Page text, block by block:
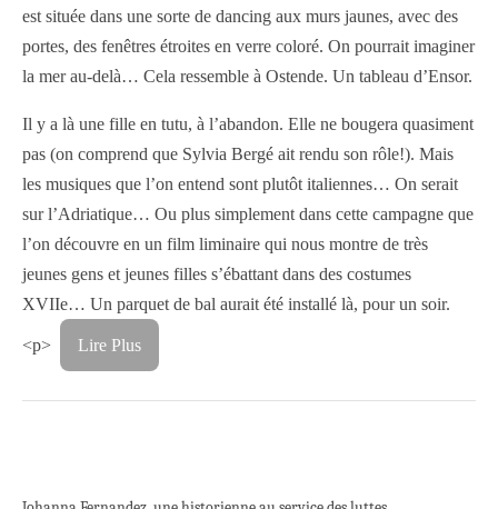
est située dans une sorte de dancing aux murs jaunes, avec des
portes, des fenêtres étroites en verre coloré. On pourrait imaginer
la mer au-delà… Cela ressemble à Ostende. Un tableau d’Ensor.
Il y a là une fille en tutu, à l’abandon. Elle ne bougera quasiment
pas (on comprend que Sylvia Bergé ait rendu son rôle!). Mais
les musiques que l’on entend sont plutôt italiennes… On serait
sur l’Adriatique… Ou plus simplement dans cette campagne que
l’on découvre en un film liminaire qui nous montre de très
jeunes gens et jeunes filles s’ébattant dans des costumes
XVIIe… Un parquet de bal aurait été installé là, pour un soir.
<p> Lire Plus